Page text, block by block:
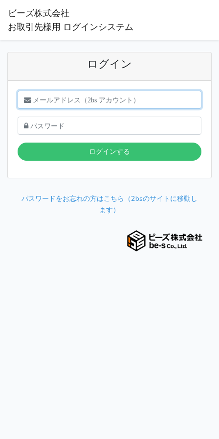
ビーズ株式会社
お取引先様用 ログインシステム
ログイン
ログインする
パスワードをお忘れの方はこちら（2bsのサイトに移動し
ます）